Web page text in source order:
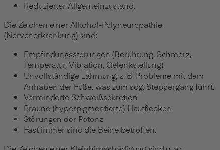
Reduzierter Allgemeinzustand.
Die Zeichen einer Alkohol-Polyneuropathie
(Nervenerkrankung) sind:
Empfindungsstörungen (Berührung, Schmerz,
Temperatur, Vibration, Gelenkstellung)
Unvollständige Lähmung, z. B. Probleme mit dem
Anhaben der Füße, was zum sog. Steppergang führt.
Verminderte Schweißsekretion
Braune (hyperpigmentierte) Hautflecken
Störungen der Potenz
Fast immer sind die Beine betroffen.